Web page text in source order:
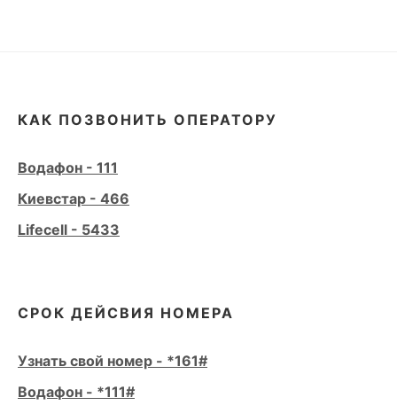
КАК ПОЗВОНИТЬ ОПЕРАТОРУ
Водафон - 111
Киевстар - 466
Lifecell - 5433
СРОК ДЕЙСВИЯ НОМЕРА
Узнать свой номер - *161#
Водафон - *111#